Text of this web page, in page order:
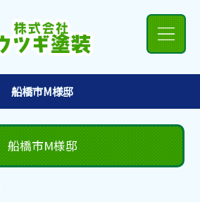
船橋市M様邸
船橋市M様邸